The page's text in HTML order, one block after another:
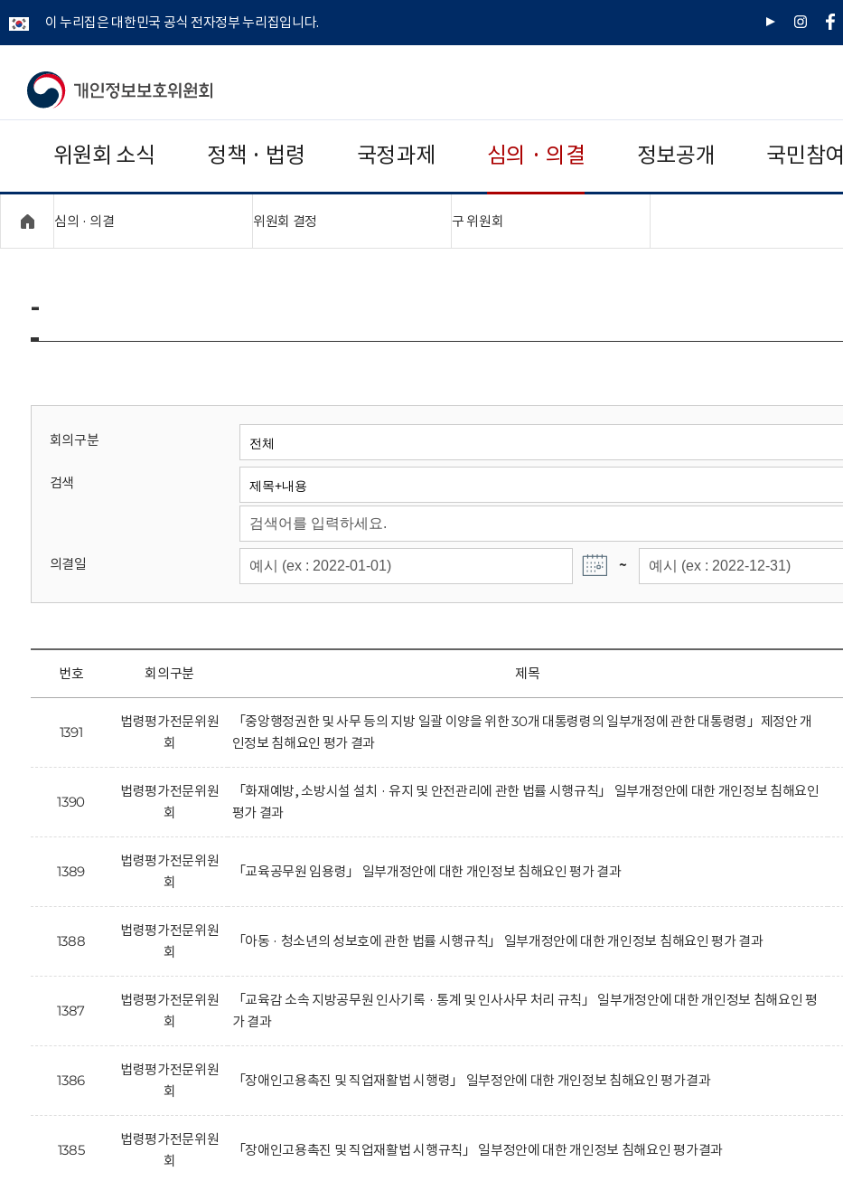
이 누리집은 대한민국 공식 전자정부 누리집입니다.
유
인
페
개
보
보
위
회
위원회 소식 정책 · 법령 국정과제 심의 · 의결 정보공개 국민참여
심의 · 의결 위원회 결정 구 위원회
-
회의구분
검색
의결일 ~
번호 회의구분 제목
1391
법령평가전문위원
회
「중앙행정권한 및 사무 등의 지방 일괄 이양을 위한 30개 대통령령의 일부개정에 관한 대통령령」제정안 개
인정보 침해요인 평가 결과
1390
법령평가전문위원
회
「화재예방, 소방시설 설치 · 유지 및 안전관리에 관한 법률 시행규칙」 일부개정안에 대한 개인정보 침해요인
평가 결과
1389
법령평가전문위원
회
「교육공무원 임용령」 일부개정안에 대한 개인정보 침해요인 평가 결과
1388
법령평가전문위원
회
「아동 · 청소년의 성보호에 관한 법률 시행규칙」 일부개정안에 대한 개인정보 침해요인 평가 결과
1387
법령평가전문위원
회
「교육감 소속 지방공무원 인사기록 · 통계 및 인사사무 처리 규칙」 일부개정안에 대한 개인정보 침해요인 평
가 결과
1386
법령평가전문위원
회
「장애인고용촉진 및 직업재활법 시행령」 일부정안에 대한 개인정보 침해요인 평가결과
1385
법령평가전문위원
회
「장애인고용촉진 및 직업재활법 시행규칙」 일부정안에 대한 개인정보 침해요인 평가결과